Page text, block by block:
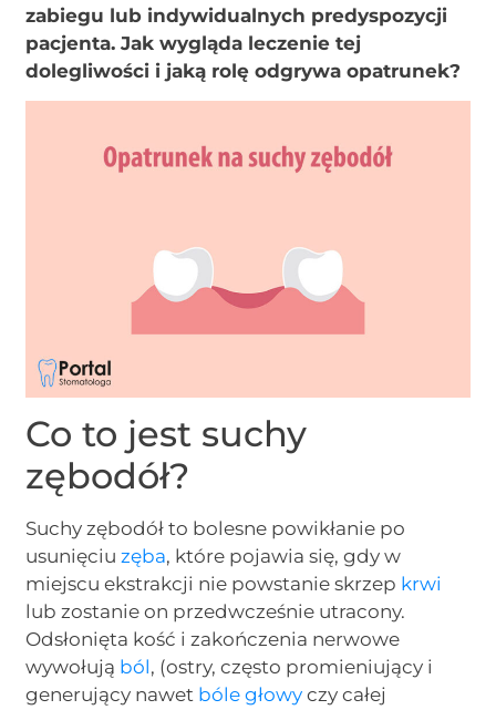
zabiegu lub indywidualnych predyspozycji
pacjenta. Jak wygląda leczenie tej
dolegliwości i jaką rolę odgrywa opatrunek?
Co to jest suchy
zębodół?
Suchy zębodół to bolesne powikłanie po
usunięciuzęba, które pojawia się, gdy w
miejscu ekstrakcji nie powstanie skrzep krwi
lub zostanie on przedwcześnie utracony.
Odsłonięta kość i zakończenia nerwowe
wywołują ból, (ostry, często promieniujący i
generujący nawet bóle głowy czy całej